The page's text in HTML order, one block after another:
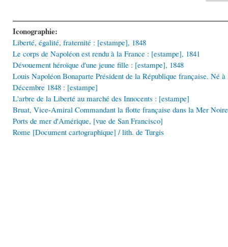
Iconographie:
Liberté, égalité, fraternité : [estampe], 1848
Le corps de Napoléon est rendu à la France : [estampe], 1841
Dévouement héroïque d'une jeune fille : [estampe], 1848
Louis Napoléon Bonaparte Président de la République française. Né
Décembre 1848 : [estampe]
L'arbre de la Liberté au marché des Innocents : [estampe]
Bruat, Vice-Amiral Commandant la flotte française dans la Mer Noire
Ports de mer d'Amérique, [vue de San Francisco]
Rome [Document cartographique] / lith. de Turgis